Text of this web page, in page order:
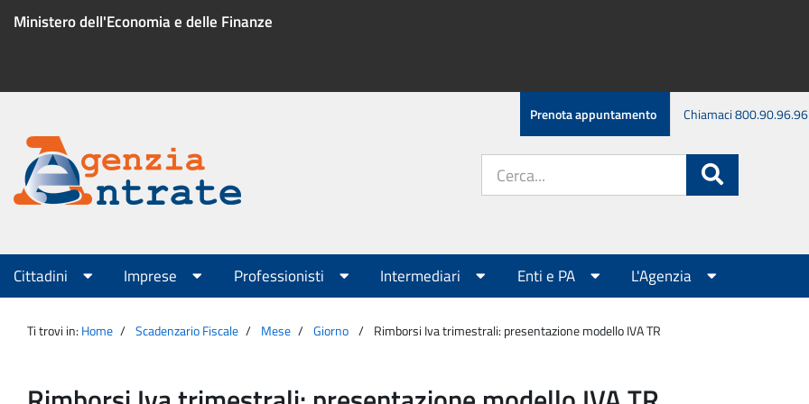
Ministero dell'Economia e delle Finanze
Menu
servizio
Prenota appuntamento Chiamaci 800.90.96.96
Agenzia
Entrate
sito:
Menu
principale
Cittadini Imprese Professionisti Intermediari Enti e PA L'Agenzia
Ti trovi in: Home Scadenzario Fiscale Mese Giorno Rimborsi Iva trimestrali: presentazione modello IVA TR